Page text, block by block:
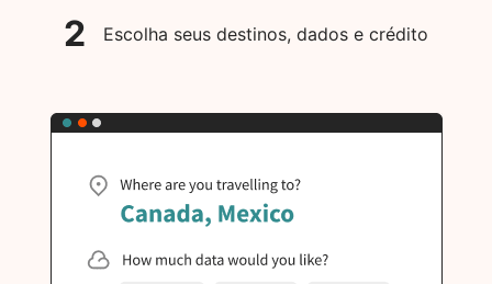
2 Escolha seus destinos, dados e crédito